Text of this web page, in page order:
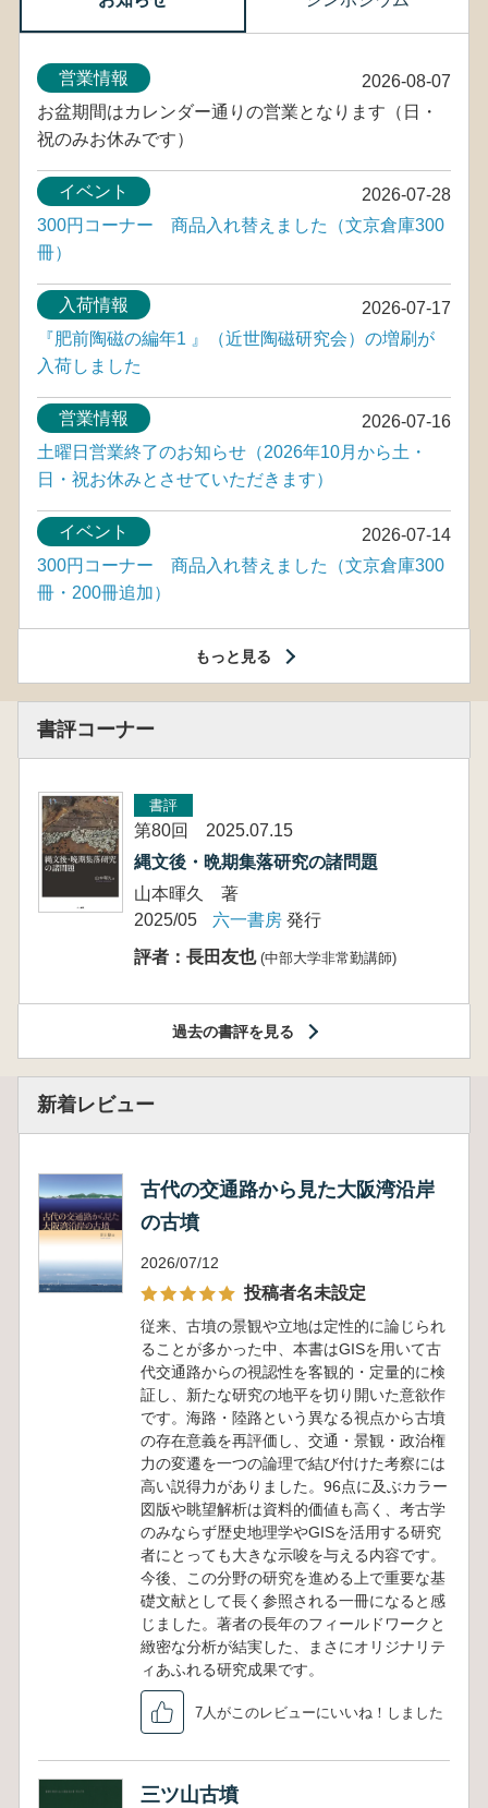
2026-08-07
営業情報
お盆期間はカレンダー通りの営業となります（日・
祝のみお休みです）
2026-07-28
イベント
300円コーナー 商品入れ替えました（文京倉庫300
冊）
2026-07-17
入荷情報
『肥前陶磁の編年1 』（近世陶磁研究会）の増刷が
入荷しました
2026-07-16
営業情報
土曜日営業終了のお知らせ（2026年10月から土・
日・祝お休みとさせていただきます）
2026-07-14
イベント
300円コーナー 商品入れ替えました（文京倉庫300
冊・200冊追加）
もっと見る
書評コーナー
書評
第80回 2025.07.15
縄文後・晩期集落研究の諸問題
山本暉久 著
2025/05
六一書房 発行
評者：長田友也 (中部大学非常勤講師)
過去の書評を見る
新着レビュー
古代の交通路から見た大阪湾沿岸
の古墳
2026/07/12
投稿者名未設定
従来、古墳の景観や立地は定性的に論じられ
ることが多かった中、本書はGISを用いて古
代交通路からの視認性を客観的・定量的に検
証し、新たな研究の地平を切り開いた意欲作
です。海路・陸路という異なる視点から古墳
の存在意義を再評価し、交通・景観・政治権
力の変遷を一つの論理で結び付けた考察には
高い説得力がありました。96点に及ぶカラー
図版や眺望解析は資料的価値も高く、考古学
のみならず歴史地理学やGISを活用する研究
者にとっても大きな示唆を与える内容です。
今後、この分野の研究を進める上で重要な基
礎文献として長く参照される一冊になると感
じました。著者の長年のフィールドワークと
緻密な分析が結実した、まさにオリジナリテ
ィあふれる研究成果です。
7人がこのレビューにいいね！しました
三ツ山古墳